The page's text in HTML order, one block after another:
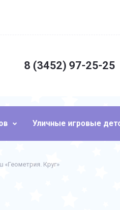
8 (3452) 97-25-25
Уличные игровые
Круг»